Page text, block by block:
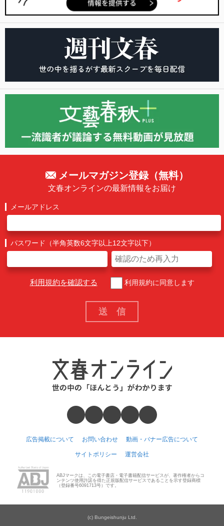
メールマガジン登録（無料）
文春オンラインの最新情報をお届け
メールアドレス
パスワード（半角英数6文字以上12文字以下）
利用規約を確認する 利用規約に同意します
広告掲載について お問い合わせ 動画・バナー広告について
サイトポリシー 運営会社
ABJマークは、この電子書店・電子書籍配信サービスが、著作権者からコ
ンテンツ使用許諾を得た正規版配信サービスであることを示す登録商標
（登録番号6091713号）です。
(c) Bungeishunju Ltd.